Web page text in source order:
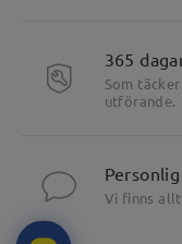
365
Som
utförande.
Vi finns